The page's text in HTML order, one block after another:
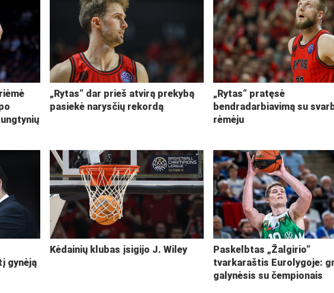
„Rytas“ dar prieš atvirą prekybą
pasiekė narysčių rekordą
„Rytas“ pratęsė
bendradarbiavimą su
rėmėju
gynėją
Kėdainių klubas įsigijo J. Wiley
Paskelbtas „Žalgirio“
tvarkaraštis Eurolygoje:
galynėsis su čempionais